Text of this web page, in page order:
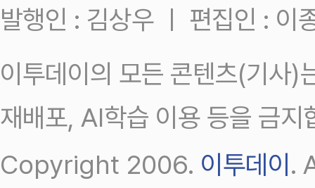
발행인 : 김상우 ㅣ 편집인 : 이
이투데이의 모든 콘텐츠(기사)
재배포, AI학습 이용 등을 금지
Copyright 2006. 이투데이 .